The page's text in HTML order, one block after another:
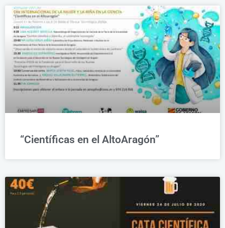
“Científicas en el AltoAragón”